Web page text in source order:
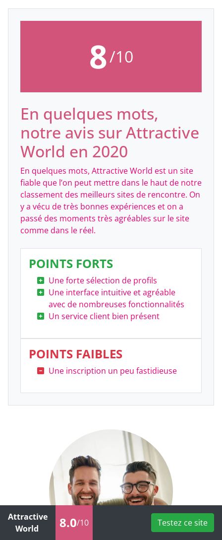
8/10
En quelques mots,
notre avis sur Attractive
World en 2020
En quelques mots, Attractive World est un site
fiable que l’on peut mettre dans le haut de notre
classement des meilleurs sites de rencontre. On
y a vécu de très bonnes expériences et on a
passé des moments très agréables sur le site
comme dans le réel.
POINTS FORTS
Une forte sélection de profils
Une interface intuitive et agréable
avec de nombreuses fonctionnalités
Un service client bien présent
POINTS FAIBLES
Une inscription un peu fastidieuse
Attractive
World
8.0/10 Testez ce site